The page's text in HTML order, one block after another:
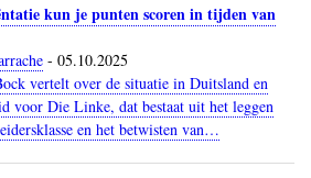
kun je punten scoren in tijden van
- 05.10.2025
vertelt over de situatie in Duitsland en
voor Die Linke, dat bestaat uit het leggen
en het betwisten van…